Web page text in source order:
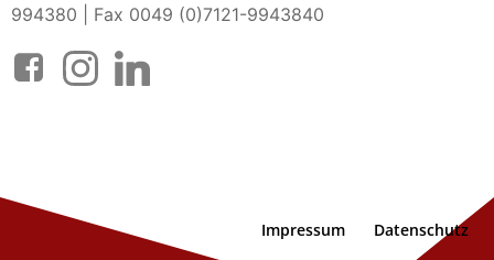
994380 | Fax 0049 (0)7121-9943840
Impressum Datenschutz